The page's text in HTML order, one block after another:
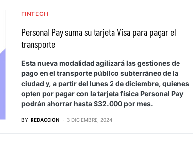
FINTECH
Personal Pay suma su tarjeta Visa para pagar el
transporte
Esta nueva modalidad agilizará las gestiones de
pago en el transporte público subterráneo de la
ciudad y, a partir del lunes 2 de diciembre, quienes
opten por pagar con la tarjeta física Personal Pay
podrán ahorrar hasta $32.000 por mes.
BY REDACCION 3 DICIEMBRE, 2024